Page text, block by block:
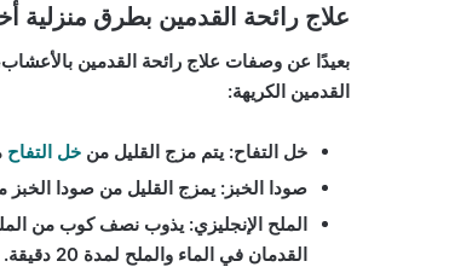
علاج رائحة القدمين بطرق منزلية
بعيدًا عن وصفات علاج رائحة القدمين
القدمين الكريهة:
خل التفاح: يتم مزج القليل من خل التفاح
صودا الخبز: يمزج القليل من صودا
الملح الإنجليزي: يذوب نصف كوب من
القدمان في الماء والملح لمدة 20 دقيقة.